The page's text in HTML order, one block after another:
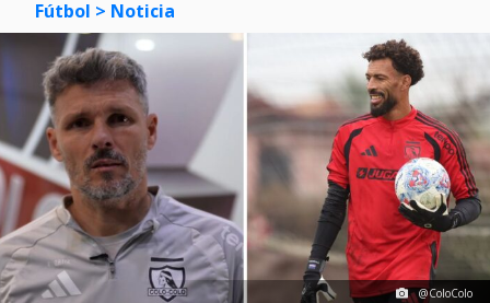
Fútbol > Noticia
@ColoColo